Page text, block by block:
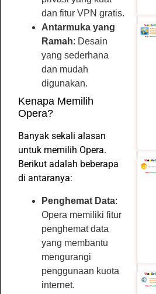
dan fitur VPN gratis.
Antarmuka yang
Ramah: Desain
yang sederhana
dan mudah
digunakan.
Kenapa Memilih
Opera?
Banyak sekali alasan
untuk memilih Opera.
Berikut adalah beberapa
di antaranya:
Penghemat Data:
Opera memiliki fitur
penghemat data
yang membantu
mengurangi
penggunaan kuota
internet.